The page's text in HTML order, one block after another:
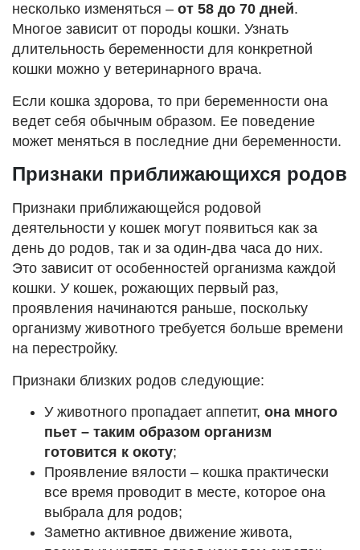
несколько изменяться – от 58 до 70 дней.
Многое зависит от породы кошки. Узнать
длительность беременности для конкретной
кошки можно у ветеринарного врача.
Если кошка здорова, то при беременности она
ведет себя обычным образом. Ее поведение
может меняться в последние дни беременности.
Признаки приближающихся родов
Признаки приближающейся родовой
деятельности у кошек могут появиться как за
день до родов, так и за один-два часа до них.
Это зависит от особенностей организма каждой
кошки. У кошек, рожающих первый раз,
проявления начинаются раньше, поскольку
организму животного требуется больше времени
на перестройку.
Признаки близких родов следующие:
У животного пропадает аппетит, она много
пьет – таким образом организм
готовится к окоту;
Проявление вялости – кошка практически
все время проводит в месте, которое она
выбрала для родов;
Заметно активное движение живота,